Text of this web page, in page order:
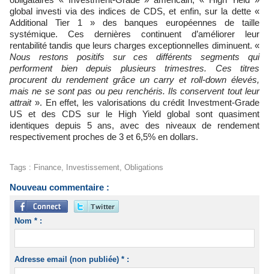
global investi via des indices de CDS, et enfin, sur la dette «
Additional Tier 1 » des banques européennes de taille
systémique. Ces dernières continuent d’améliorer leur
rentabilité tandis que leurs charges exceptionnelles diminuent. «
Nous restons positifs sur ces différents segments qui
performent bien depuis plusieurs trimestres. Ces titres
procurent du rendement grâce un carry et roll-down élevés,
mais ne se sont pas ou peu renchéris. Ils conservent tout leur
attrait». En effet, les valorisations du crédit Investment-Grade
US et des CDS sur le High Yield global sont quasiment
identiques depuis 5 ans, avec des niveaux de rendement
respectivement proches de 3 et 6,5% en dollars.
Tags : Finance, Investissement, Obligations
Nouveau commentaire :
Nom * :
Adresse email (non publiée) * :